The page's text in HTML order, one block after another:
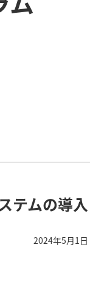
テムの導入
2024年5月1日